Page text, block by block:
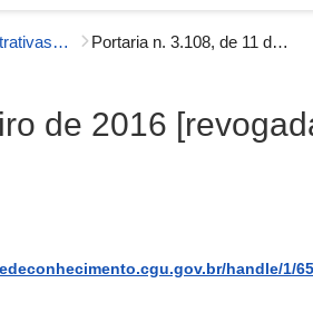
Portarias Administrativas - Gestão Interna Portaria n. 3.108, de 11 de fevereiro de 2016 [revogada]
de 2016
handle/1/